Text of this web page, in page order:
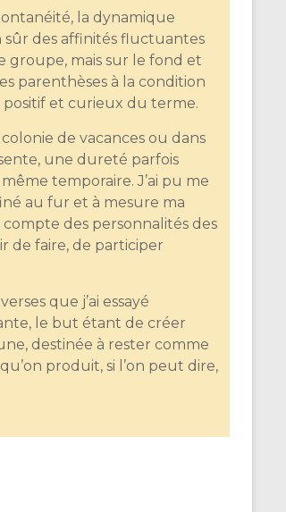
la dynamique
sûr des affinités fluctuantes
groupe, mais sur le fond et
parenthèses à la condition
positif et curieux du terme.
de vacances ou dans
une dureté parfois
temporaire. J’ai pu me
au fur et à mesure ma
des personnalités des
de faire, de participer
que j’ai essayé
le but étant de créer
destinée à rester comme
produit, si l’on peut dire,